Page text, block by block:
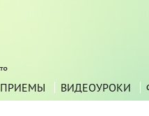
ПРИЕМЫ ВИДЕОУРОКИ